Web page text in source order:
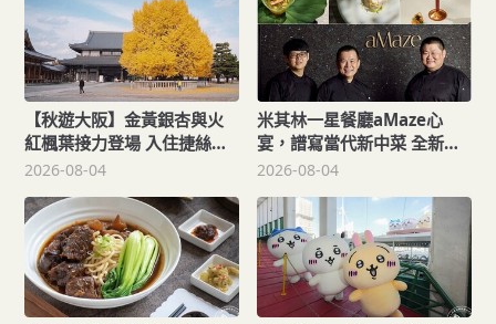
【秋遊大阪】金黃銀杏與火
紅楓葉接力登場 入住捷絲旅
心齋橋館每人每晚900元起！
2026-08-04
米其林一星餐廳aMaze心
宴，譜寫當代新中菜 全新套
餐以《圓圓》為名，圓滿人
2026-08-04